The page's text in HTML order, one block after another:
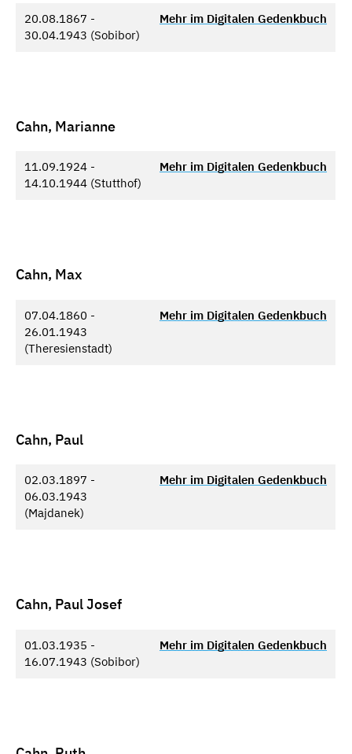
20.08.1867 -
30.04.1943 (Sobibor)
Mehr im Digitalen Gedenkbuch
Cahn, Marianne
11.09.1924 -
14.10.1944 (Stutthof)
Mehr im Digitalen Gedenkbuch
Cahn, Max
07.04.1860 -
26.01.1943
(Theresienstadt)
Mehr im Digitalen Gedenkbuch
Cahn, Paul
02.03.1897 -
06.03.1943
(Majdanek)
Mehr im Digitalen Gedenkbuch
Cahn, Paul Josef
01.03.1935 -
16.07.1943 (Sobibor)
Mehr im Digitalen Gedenkbuch